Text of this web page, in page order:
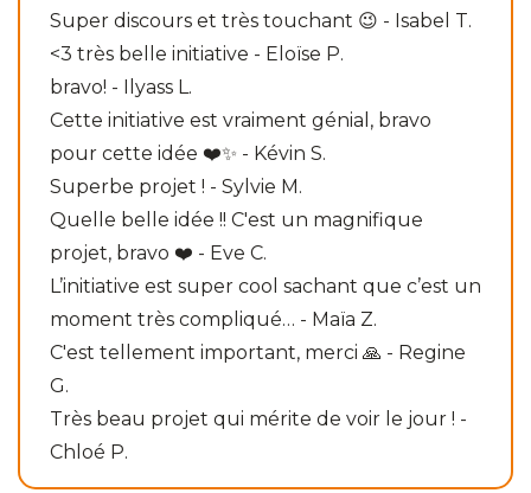
Super discours et très touchant 😉 - Isabel T.
<3 très belle initiative - Eloïse P.
bravo! - Ilyass L.
Cette initiative est vraiment génial, bravo
pour cette idée ❤️✨ - Kévin S.
Superbe projet ! - Sylvie M.
Quelle belle idée !! C'est un magnifique
projet, bravo ❤️ - Eve C.
L’initiative est super cool sachant que c’est un
moment très compliqué… - Maïa Z.
C'est tellement important, merci 🙏 - Regine
G.
Très beau projet qui mérite de voir le jour ! -
Chloé P.